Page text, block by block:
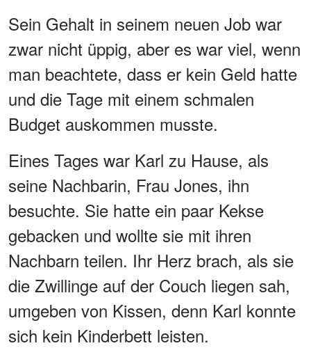
Sein Gehalt in seinem neuen Job war
zwar nicht üppig, aber es war viel, wenn
man beachtete, dass er kein Geld hatte
und die Tage mit einem schmalen
Budget auskommen musste.
Eines Tages war Karl zu Hause, als
seine Nachbarin, Frau Jones, ihn
besuchte. Sie hatte ein paar Kekse
gebacken und wollte sie mit ihren
Nachbarn teilen. Ihr Herz brach, als sie
die Zwillinge auf der Couch liegen sah,
umgeben von Kissen, denn Karl konnte
sich kein Kinderbett leisten.